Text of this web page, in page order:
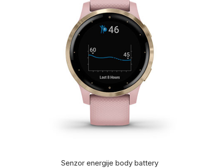
Senzor energije body battery